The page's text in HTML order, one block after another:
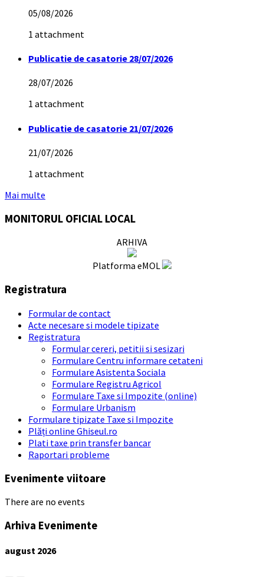
05/08/2026
1 attachment
Publicatie de casatorie 28/07/2026
28/07/2026
1 attachment
Publicatie de casatorie 21/07/2026
21/07/2026
1 attachment
Mai multe
MONITORUL OFICIAL LOCAL
ARHIVA
Platforma eMOL
Registratura
Formular de contact
Acte necesare si modele tipizate
Registratura
Formular cereri, petitii si sesizari
Formulare Centru informare cetateni
Formulare Asistenta Sociala
Formulare Registru Agricol
Formulare Taxe si Impozite (online)
Formulare Urbanism
Formulare tipizate Taxe si Impozite
Plăți online Ghiseul.ro
Plati taxe prin transfer bancar
Raportari probleme
Evenimente viitoare
There are no events
Arhiva Evenimente
august 2026